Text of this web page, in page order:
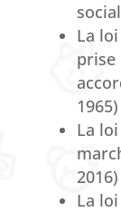
La
prise
La
La